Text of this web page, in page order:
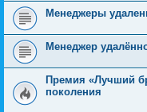
Менеджеры
Мeнeджeр
Премия «Лучший
поколения